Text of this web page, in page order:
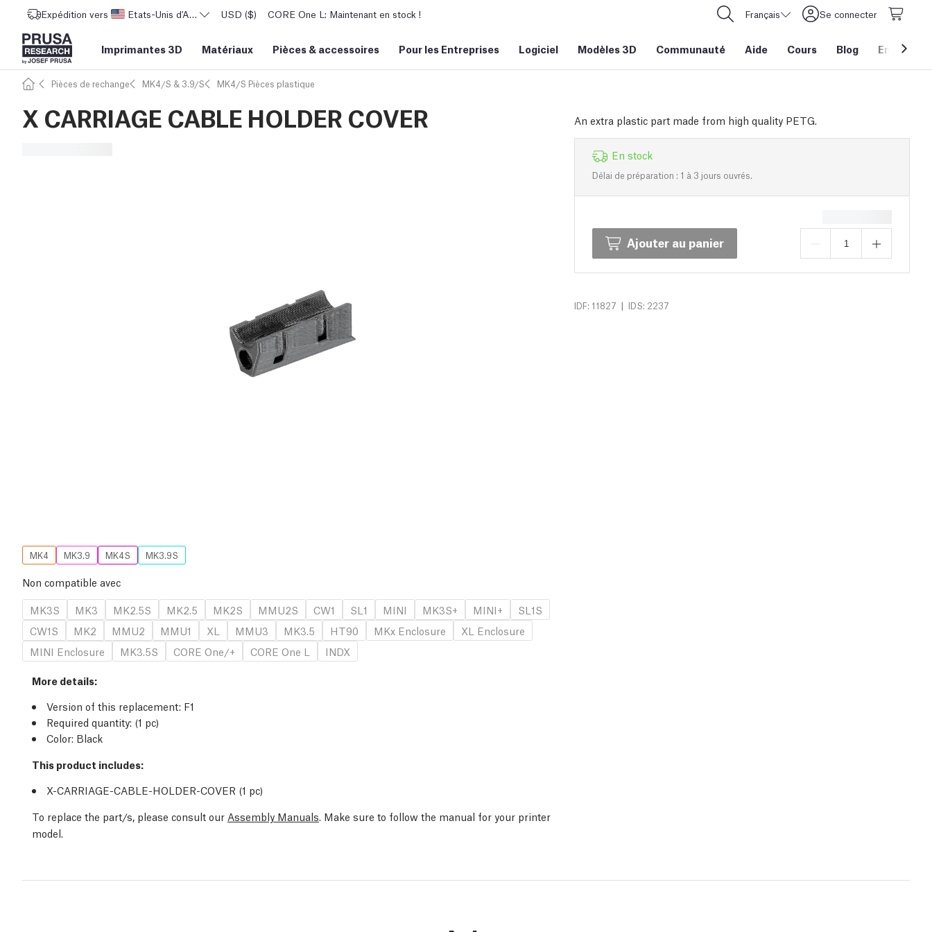
Expédition vers Etats-Unis d'AmériqueUSD ($) CORE One L: Maintenant en stock ! Français Se connecter
Imprimantes 3D Matériaux Pièces & accessoires Pour les Entreprises Logiciel Modèles 3D Communauté Aide Cours Blog Entreprise
Pièces de rechange MK4/S & 3.9/S MK4/S Pièces plastique
X CARRIAGE CABLE HOLDER COVER An extra plastic part made from high quality PETG.
En stock
Délai de préparation : 1 à 3 jours ouvrés.
Ajouter au panier
IDF: 11827 | IDS: 2237
MK4 MK3.9 MK4S MK3.9S
Non compatible avec
MK3S
MK3 MK2.5S MK2.5 MK2S MMU2S CW1 SL1 MINI MK3S+ MINI+
SL1S
CW1S
MK2 MMU2 MMU1 XL MMU3 MK3.5 HT90 MKx Enclosure
XL Enclosure
MINI Enclosure
MK3.5S CORE One/+ CORE One L INDX
More details:
Version of this replacement: F1
Required quantity: (1 pc)
Color: Black
This product includes:
X-CARRIAGE-CABLE-HOLDER-COVER (1 pc)
To replace the part/s, please consult our Assembly Manuals. Make sure to follow the manual for your printer
model.